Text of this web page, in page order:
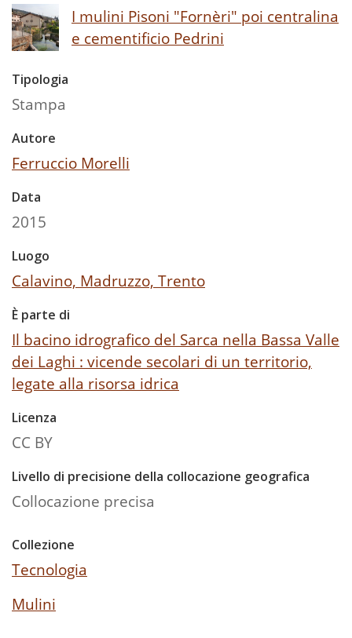
I mulini Pisoni "Fornèri" poi centralina
e cementificio Pedrini
Tipologia
Stampa
Autore
Ferruccio Morelli
Data
2015
Luogo
Calavino, Madruzzo, Trento
È parte di
Il bacino idrografico del Sarca nella Bassa Valle
dei Laghi : vicende secolari di un territorio,
legate alla risorsa idrica
Licenza
CC BY
Livello di precisione della collocazione geografica
Collocazione precisa
Collezione
Tecnologia
Mulini